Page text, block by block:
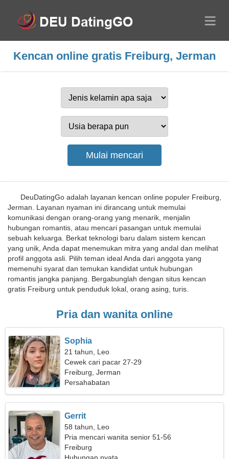
Kencan online gratis Freiburg, Jerman
DeuDatingGo adalah layanan kencan online populer Freiburg,
Jerman. Layanan nyaman ini dirancang untuk memulai
komunikasi dengan orang-orang yang menarik, menjalin
hubungan romantis, atau mencari pasangan untuk memulai
sebuah keluarga. Berkat teknologi baru dalam sistem kencan
yang unik, Anda dapat menemukan mitra yang andal dan melihat
profil anggota asli. Pilih teman ideal Anda dari anggota yang
memenuhi syarat dan temukan kandidat untuk hubungan
romantis jangka panjang. Bergabunglah dengan situs kencan
gratis Freiburg untuk penduduk lokal, orang asing, turis.
Pria dan wanita online
Sophia
21 tahun, Leo
Cewek cari pacar 27-29
Freiburg, Jerman
Persahabatan
Gerrit
58 tahun, Leo
Pria mencari wanita senior 51-56
Freiburg